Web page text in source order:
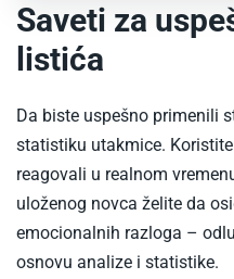
Saveti za
listića
Da biste uspešno primenili
statistiku utakmice.
reagovali u realnom
uloženog novca želite da
emocionalnih razloga –
osnovu analize i statistike.